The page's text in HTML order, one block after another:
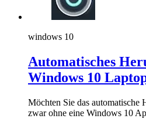
windows 10
Automatisches
Windows 10
Möchten Sie das automatische
zwar ohne eine Windows 10